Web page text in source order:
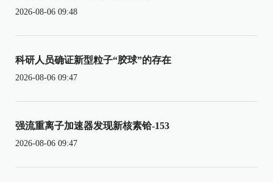
2026-08-06 09:48
科研人员确证新型粒子“胶球”的存在
2026-08-06 09:47
强流重离子加速器发现新核素铪-153
2026-08-06 09:47